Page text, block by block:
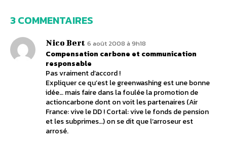
3 COMMENTAIRES
Nico Bert 6 août 2008 à 9h18
Compensation carbone et communication
responsable
Pas vraiment d’accord !
Expliquer ce qu’est le greenwashing est une bonne
idée… mais faire dans la foulée la promotion de
actioncarbone dont on voit les partenaires (Air
France: vive le DD ! Cortal: vive le fonds de pension
et les subprimes…) on se dit que l’arroseur est
arrosé.